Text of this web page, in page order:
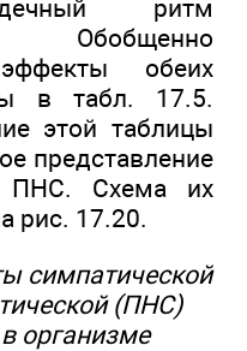
ритм
Обобщенно
эффекты обеих
в табл. 17.5.
этой таблицы
представление
Схема их
рис. 17.20.
симпатической
(ПНС)
организме